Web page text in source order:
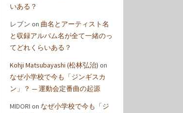
いある？
レブン on 曲名とアーティスト名
と収録アルバム名が全て一緒のっ
てどれくらいある？
Kohji Matsubayashi (松林弘治) on
なぜ小学校で今も「ジンギスカ
ン」？ — 運動会定番曲の起源
MIDORI on なぜ小学校で今も「ジ